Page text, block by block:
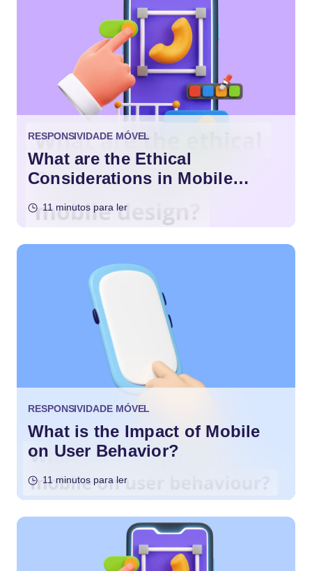
RESPONSIVIDADE MÓVEL
What are the Ethical
Considerations in Mobile
11 minutos para ler
RESPONSIVIDADE MÓVEL
What is the Impact of Mobile
on User Behavior?
11 minutos para ler